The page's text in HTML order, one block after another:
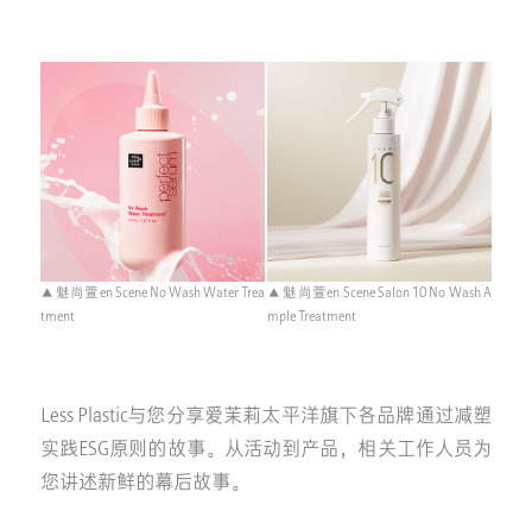
▲ 魅尚萱en Scene No Wash Water Trea
tment
▲ 魅尚萱en Scene Salon 10 No Wash A
mple Treatment
Less Plastic与您分享爱茉莉太平洋旗下各品牌通过减塑
实践ESG原则的故事。从活动到产品，相关工作人员为
您讲述新鲜的幕后故事。